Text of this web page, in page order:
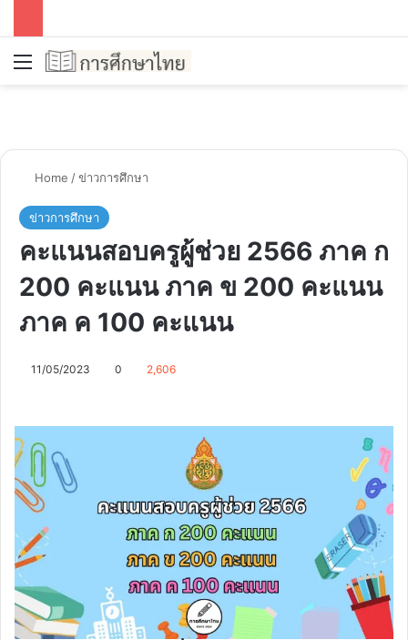
Menu
Home /ข่าวการศึกษา
ข่าวการศึกษา
คะแนนสอบครูผู้ช่วย 2566 ภาค ก
200 คะแนน ภาค ข 200 คะแนน
ภาค ค 100 คะแนน
11/05/2023 0 2,606